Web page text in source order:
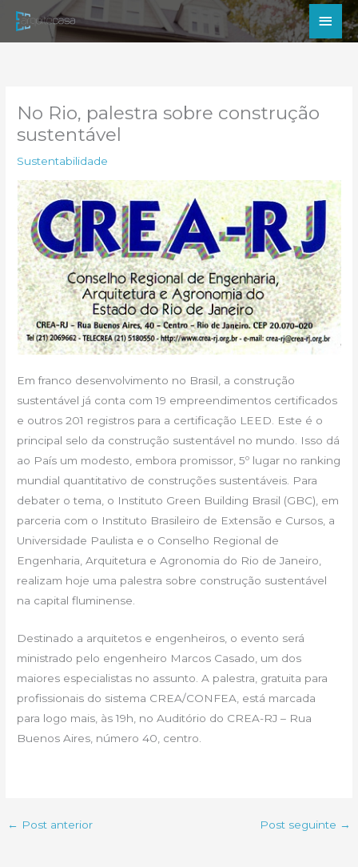
para
No Rio, palestra sobre construção
sustentável
Sustentabilidade
Em franco desenvolvimento no Brasil, a construção
sustentável já conta com 19 empreendimentos certificados
e outros 201 registros para a certificação LEED. Este é o
principal selo da construção sustentável no mundo. Isso dá
ao País um modesto, embora promissor, 5º lugar no ranking
mundial quantitativo de construções sustentáveis. Para
debater o tema, o Instituto Green Building Brasil (GBC), em
parceria com o Instituto Brasileiro de Extensão e Cursos, a
Universidade Paulista e o Conselho Regional de
Engenharia, Arquitetura e Agronomia do Rio de Janeiro,
realizam hoje uma palestra sobre construção sustentável
na capital fluminense.
Destinado a arquitetos e engenheiros, o evento será
ministrado pelo engenheiro Marcos Casado, um dos
maiores especialistas no assunto. A palestra, gratuita para
profissionais do sistema CREA/CONFEA, está marcada
para logo mais, às 19h, no Auditório do CREA-RJ – Rua
Buenos Aires, número 40, centro.
← Post anterior Post seguinte →